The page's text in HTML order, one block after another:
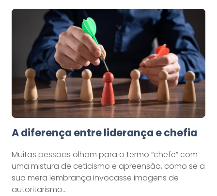
A diferença entre liderança e chefia
Muitas pessoas olham para o termo “chefe” com
uma mistura de ceticismo e apreensão, como se a
sua mera lembrança invocasse imagens de
autoritarismo…